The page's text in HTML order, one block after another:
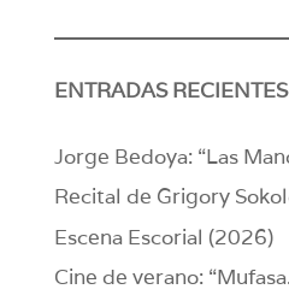
ENTRADAS RECIENTES
Jorge Bedoya: “Las
Recital de Grigory
Escena Escorial (2026)
Cine de verano: